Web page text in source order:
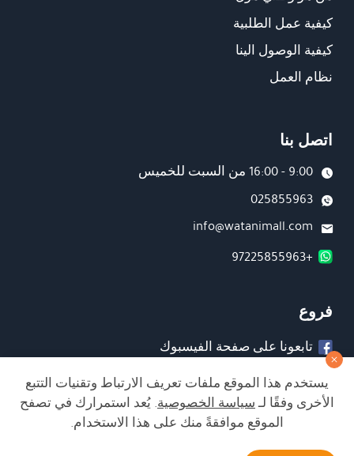
كيفية عمل الطلبية
كيفية الوصول الينا
نظام العمل
اتصل بنا
9:00 - 16:00 من السبت للخميس
025855963
info@watanimall.com
+97225855963
فروع
تابعونا على صفحة الفيسبوك
يستخدم هذا الموقع ملفات تعريف الارتباط وتقنيات التتبع
الأخرى وفقًا لـسياسة الخصوصية. يُعد استمرارك في تصفح
الموقع موافقةً منك على هذا الاستخدام.